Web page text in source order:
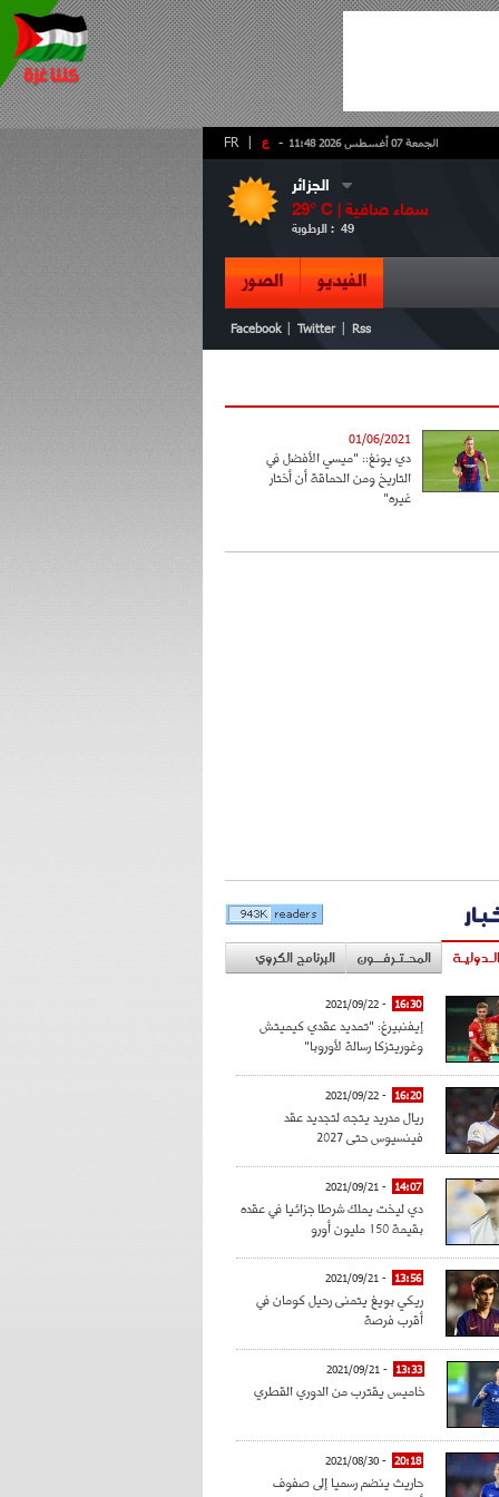
- ع FR الجمعة 07 أغسطس 2026 11:48
الجزائر
29° C | سماء صافية
الرطوبة : 49
الفيديو الصور
Facebook Twitter Rss
01/06/2021
دي يونغ:: "ميسي الأفضل في
التاريخ ومن الحماقة أن أختار
غيره"
المحـتـرفــون البرنامج الكروي
16:30
- 2021/09/22
إيفنبيرغ: "تمديد عقدي كيميتش
وغوريتزكا رسالة لأوروبا"
16:20
- 2021/09/22
ريال مدريد يتجه لتجديد عقد
فينسيوس حتى 2027
14:07
- 2021/09/21
دي ليخت يملك شرطا جزائيا في عقده
بقيمة 150 مليون أورو
13:56
- 2021/09/21
ريكي بويغ يتمنى رحيل كومان في
أقرب فرصة
13:33
- 2021/09/21
خاميس يقترب من الدوري القطري
20:18
- 2021/08/30
حاريث ينضم رسميا إلى صفوف